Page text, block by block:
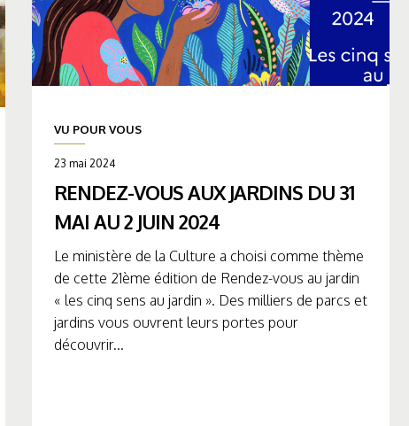
VU POUR VOUS
23 mai 2024
RENDEZ-VOUS AUX JARDINS DU 31
MAI AU 2 JUIN 2024
Le ministère de la Culture a choisi comme thème
de cette 21ème édition de Rendez-vous au jardin
« les cinq sens au jardin ». Des milliers de parcs et
jardins vous ouvrent leurs portes pour
découvrir...